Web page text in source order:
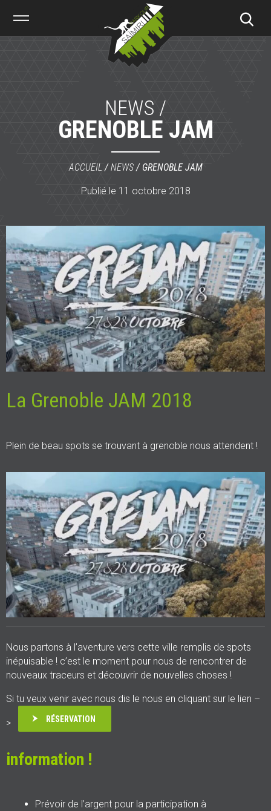
Parkour
NEWS /
GRENOBLE JAM
ACCUEIL /NEWS/ GRENOBLE JAM
Publié le 11 octobre 2018
La Grenoble JAM 2018
Plein de beau spots se trouvant à grenoble nous attendent !
Nous partons à l’aventure vers cette ville remplis de spots
inépuisable ! c’est le moment pour nous de rencontrer de
nouveaux traceurs et découvrir de nouvelles choses !
Si tu veux venir avec nous dis le nous en cliquant sur le lien –
> RÉSERVATION
information !
Prévoir de l’argent pour la participation à